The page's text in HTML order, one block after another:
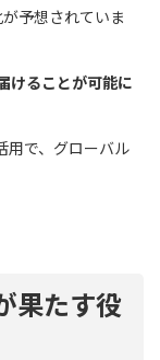
予想されていま
けることが可能に
用で、グローバル
果たす役